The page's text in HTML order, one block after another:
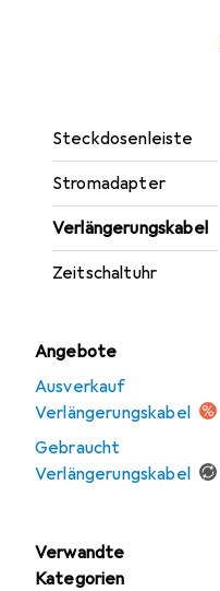
Steckdosenleiste
Stromadapter
Verlängerungskabel
Zeitschaltuhr
Angebote
Ausverkauf
Verlängerungskabel
Gebraucht
Verlängerungskabel
Verwandte
Kategorien